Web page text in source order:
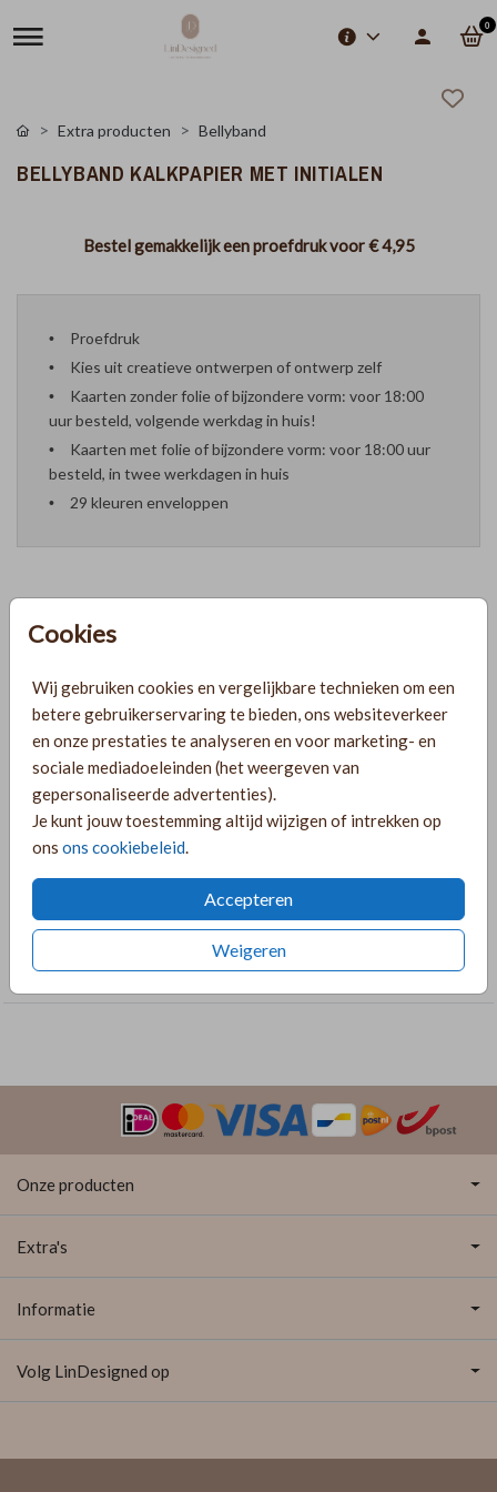
0
Cookies
Wij gebruiken cookies en vergelijkbare technieken om een
betere gebruikerservaring te bieden, ons websiteverkeer
en onze prestaties te analyseren en voor marketing- en
sociale mediadoeleinden (het weergeven van
gepersonaliseerde advertenties).
Je kunt jouw toestemming altijd wijzigen of intrekken op
ons ons cookiebeleid.
Accepteren
Weigeren
Extra producten Bellyband
BELLYBAND KALKPAPIER MET INITIALEN
Bestel gemakkelijk een proefdruk voor€ 4,95
Proefdruk
Kies uit creatieve ontwerpen of ontwerp zelf
Kaarten zonder folie of bijzondere vorm: voor 18:00
uur besteld, volgende werkdag in huis!
Kaarten met folie of bijzondere vorm: voor 18:00 uur
besteld, in twee werkdagen in huis
29 kleuren enveloppen
Prijzen
PRODUCTINFORMATIE
OMSCHRIJVING
Bellyband / omslag van kalkpapier voor je trouwkaart. Deze
kalkpapier omslag is voorzien van initialen maar dit kan je
naar wens aanpassen met je eigen tekst!
COLLECTIE
Bellyband
Onze producten
Extra's
Informatie
Volg LinDesigned op